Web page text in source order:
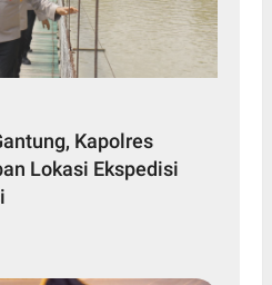
Kapolres
Lokasi Ekspedisi